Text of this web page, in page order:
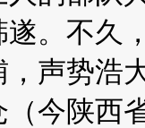
。不久
声势浩
今陕西